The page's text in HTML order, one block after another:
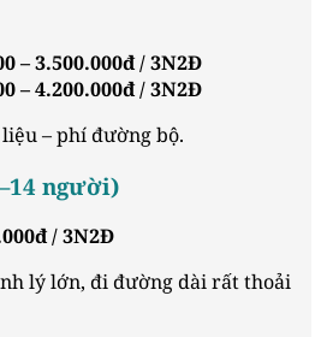
– 3.500.000đ / 3N2Đ
– 4.200.000đ / 3N2Đ
– phí đường bộ.
người)
/ 3N2Đ
lý lớn, đi đường dài rất thoải